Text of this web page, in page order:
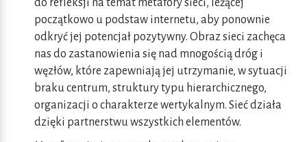
do refleksji na temat metafory sieci, leżącej
początkowo u podstaw internetu, aby ponownie
odkryć jej potencjał pozytywny. Obraz sieci zachęca
nas do zastanowienia się nad mnogością dróg i
węzłów, które zapewniają jej utrzymanie, w sytuacji
braku centrum, struktury typu hierarchicznego,
organizacji o charakterze wertykalnym. Sieć działa
dzięki partnerstwu wszystkich elementów.